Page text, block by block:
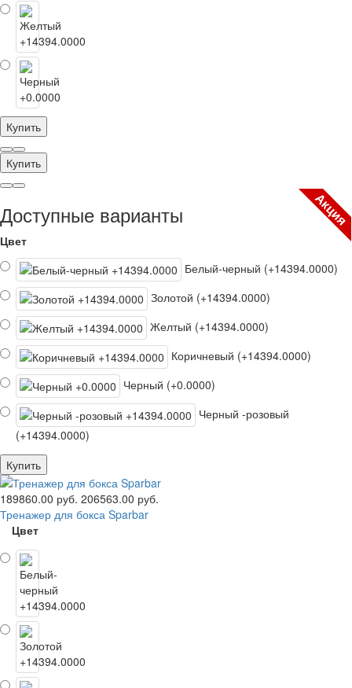
Купить
Купить
Доступные варианты
Цвет
Белый-черный (+14394.0000)
Золотой (+14394.0000)
Желтый (+14394.0000)
Коричневый (+14394.0000)
Черный (+0.0000)
Черный -розовый
(+14394.0000)
Купить
Акция
189860.00 руб. 206563.00 руб.
Тренажер для бокса Sparbar
Цвет